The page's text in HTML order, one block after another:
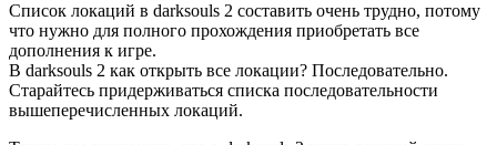
Список локаций в darksouls 2 составить очень трудно, потому
что нужно для полного прохождения приобретать все
дополнения к игре.
В darksouls 2 как открыть все локации? Последовательно.
Старайтесь придерживаться списка последовательности
вышеперечисленных локаций.